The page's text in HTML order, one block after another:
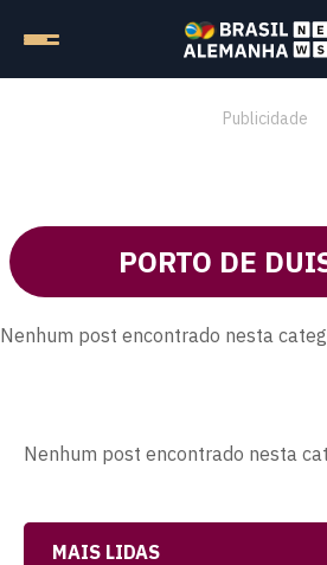
Publicidade
PORTO DE
Nenhum post encontrado nesta
Nenhum post encontrado nesta
MAIS LIDAS